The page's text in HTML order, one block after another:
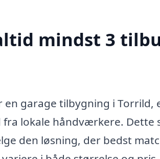
mindst 3
en garage tilbygning i
lokale håndværkere. Dette
den løsning, der bedst